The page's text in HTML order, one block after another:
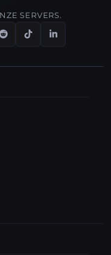
SERVERS.